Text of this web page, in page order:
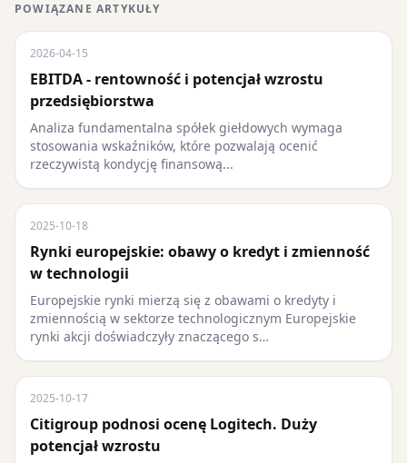
POWIĄZANE ARTYKUŁY
2026-04-15
EBITDA - rentowność i potencjał wzrostu
przedsiębiorstwa
Analiza fundamentalna spółek giełdowych wymaga
stosowania wskaźników, które pozwalają ocenić
rzeczywistą kondycję finansową...
2025-10-18
Rynki europejskie: obawy o kredyt i zmienność
w technologii
Europejskie rynki mierzą się z obawami o kredyty i
zmiennością w sektorze technologicznym Europejskie
rynki akcji doświadczyły znaczącego s…
2025-10-17
Citigroup podnosi ocenę Logitech. Duży
potencjał wzrostu